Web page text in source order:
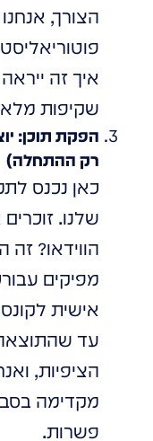
הצורך,
איך זה
שקיפות
הפקת תוכן:
רק ההתחלה)
כאן נכנס
שלנו.
הווידאו? זה
מפיקים
אישית
עד
הציפיות,
מקדימה
פשרות.